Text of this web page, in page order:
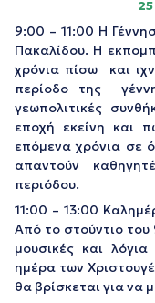
9:00 – 11:00 Η
Πακαλίδου. Η
χρόνια πίσω και
περίοδο της
γεωπολιτικές
εποχή εκείνη και
επόμενα χρόνια σε
απαντούν
περιόδου.
11:00 – 13:00
Από το στούντιο
μουσικές και
ημέρα των
θα βρίσκεται για να